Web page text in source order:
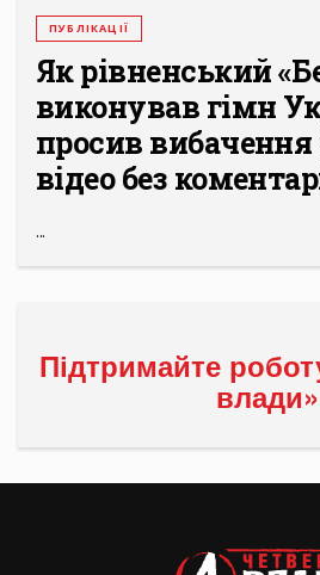
ПУБЛІКАЦІЇ
Як рівненський
виконував гімн
просив вибачення
відео без
...
Підтримайте
влади»